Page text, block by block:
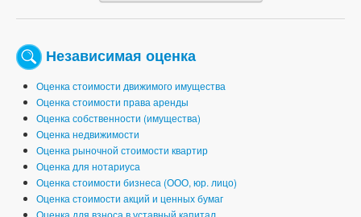
Независимая оценка
Оценка стоимости движимого имущества
Оценка стоимости права аренды
Оценка собственности (имущества)
Оценка недвижимости
Оценка рыночной стоимости квартир
Оценка для нотариуса
Оценка стоимости бизнеса (ООО, юр. лицо)
Оценка стоимости акций и ценных бумаг